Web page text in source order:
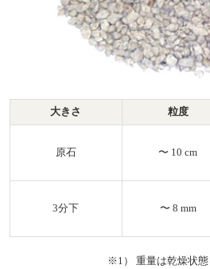
大きさ 粒度
原石 〜 10 cm
3分下 〜 8 mm
※1） 重量は乾燥状態